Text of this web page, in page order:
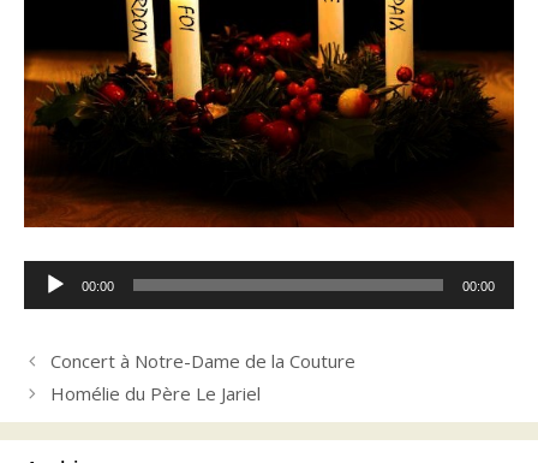
Lecteur
audio
00:00 00:00
Concert à Notre-Dame de la Couture
Homélie du Père Le Jariel